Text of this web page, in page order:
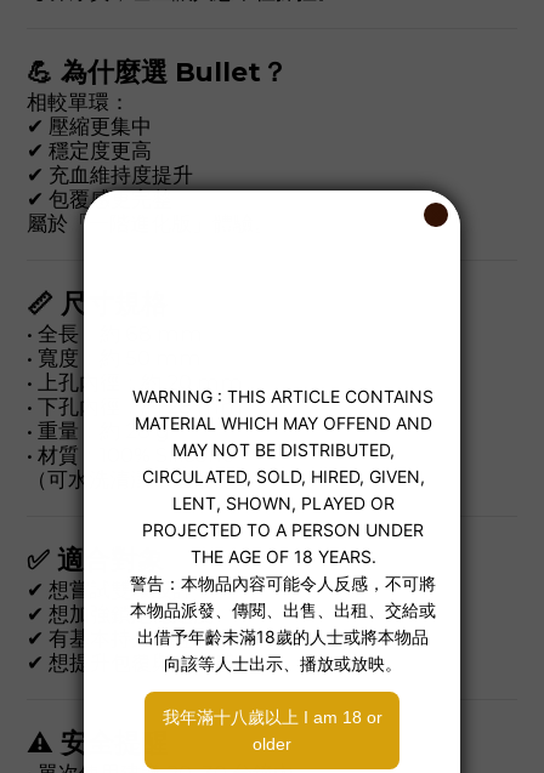
💪 為什麼選 Bullet？
相較單環：
✔ 壓縮更集中
✔ 穩定度更高
✔ 充血維持度提升
✔ 包覆感更完整
屬於「一階進化版」體驗。
📏 尺寸規格
• 全長：約 68 mm
• 寬度：約 50 mm
• 上孔內徑：約 20 mm
• 下孔內徑：約 28 mm
• 重量：約 28 g
• 材質：100% Silicone
（可水洗清潔，重複使用）
✅ 適合對象
✔ 想嘗試雙環設計
✔ 想加強鎖定穩定度
✔ 有基本持久環經驗者
✔ 想提升包覆與集中感
⚠ 安全提醒